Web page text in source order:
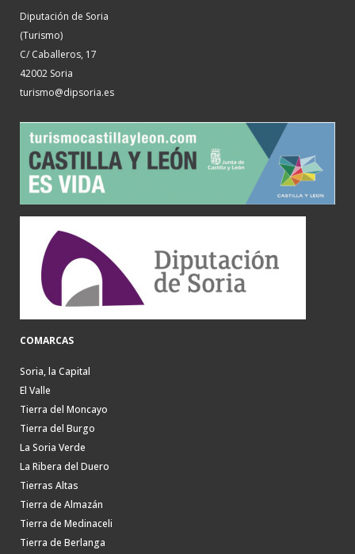
Diputación de Soria
(Turismo)
C/ Caballeros, 17
42002 Soria
turismo@dipsoria.es
COMARCAS
Soria, la Capital
El Valle
Tierra del Moncayo
Tierra del Burgo
La Soria Verde
La Ribera del Duero
Tierras Altas
Tierra de Almazán
Tierra de Medinaceli
Tierra de Berlanga